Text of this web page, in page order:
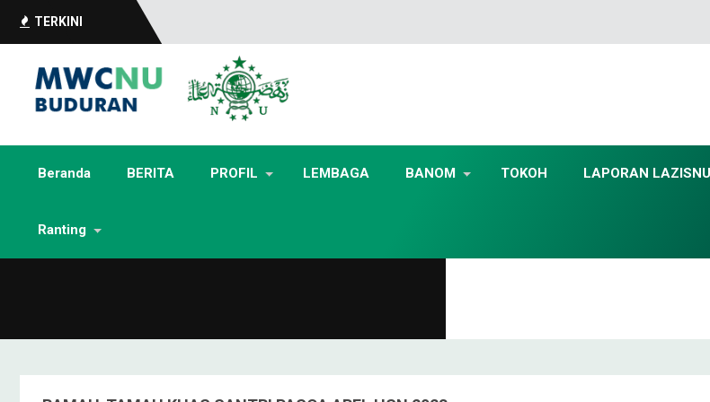
TERKINI
Beranda BERITA PROFIL LEMBAGA BANOM TOKOH LAPORAN LAZISNU
Ranting